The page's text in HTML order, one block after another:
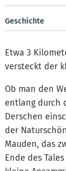
Geschichte
Etwa 3
versteckt der
Ob man den
entlang durch
Derschen
der
Mauden, das
Ende des